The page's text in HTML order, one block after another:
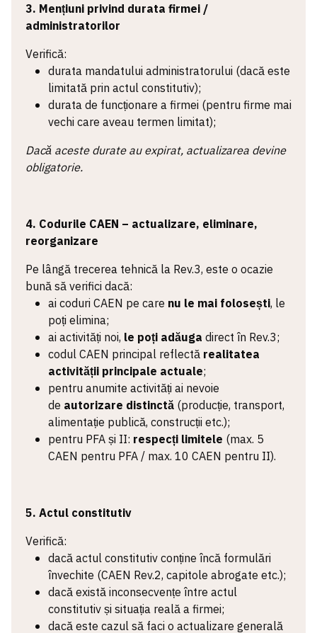
3. Mențiuni privind durata firmei /
administratorilor
Verifică:
durata mandatului administratorului (dacă este
limitată prin actul constitutiv);
durata de funcționare a firmei (pentru firme mai
vechi care aveau termen limitat);
Dacă aceste durate au expirat, actualizarea devine
obligatorie.
4. Codurile CAEN – actualizare, eliminare,
reorganizare
Pe lângă trecerea tehnică la Rev.3, este o ocazie
bună să verifici dacă:
ai coduri CAEN pe care nu le mai folosești, le
poți elimina;
ai activități noi, le poți adăuga direct în Rev.3;
codul CAEN principal reflectă realitatea
activității principale actuale;
pentru anumite activități ai nevoie
de autorizare distinctă (producție, transport,
alimentație publică, construcții etc.);
pentru PFA și II: respecți limitele (max. 5
CAEN pentru PFA / max. 10 CAEN pentru II).
5. Actul constitutiv
Verifică:
dacă actul constitutiv conține încă formulări
învechite (CAEN Rev.2, capitole abrogate etc.);
dacă există inconsecvențe între actul
constitutiv și situația reală a firmei;
dacă este cazul să faci o actualizare generală